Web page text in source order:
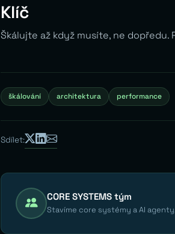
Klíč
Škálujte až když musíte, ne
škálování architektura performance
Sdílet:
CORE SYSTEMS tým
Stavíme core systémy a AI